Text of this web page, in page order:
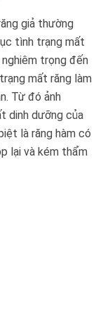
giả thường
tình trạng mất
trọng đến
mất răng làm
Từ đó ảnh
dinh dưỡng của
là răng hàm có
lại và kém thẩm